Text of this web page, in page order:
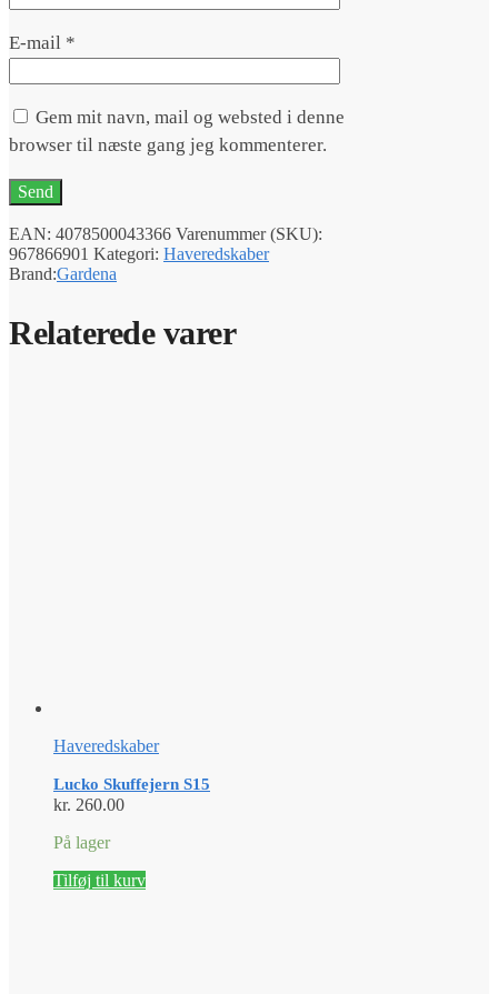
E-mail *
Gem mit navn, mail og websted i denne
browser til næste gang jeg kommenterer.
EAN: 4078500043366 Varenummer (SKU):
967866901 Kategori: Haveredskaber
Brand:Gardena
Relaterede varer
Haveredskaber
Lucko Skuffejern S15
kr. 260.00
På lager
Tilføj til kurv